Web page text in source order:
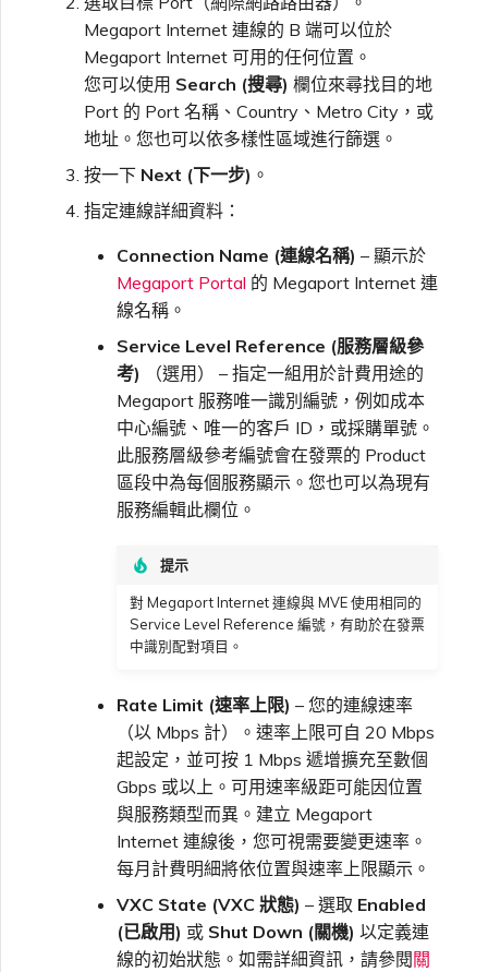
Megaport Internet 連線的 B 端可以位於
Megaport Internet 可用的任何位置。
您可以使用 Search (搜尋) 欄位來尋找目的地
Port 的 Port 名稱、Country、Metro City，或
地址。您也可以依多樣性區域進行篩選。
按一下 Next (下一步) 。
指定連線詳細資料：
Connection Name (連線名稱) – 顯示於
Megaport Portal 的 Megaport Internet 連
線名稱。
Service Level Reference (服務層級參
考) （選用） – 指定一組用於計費用途的
Megaport 服務唯一識別編號，例如成本
中心編號、唯一的客戶 ID，或採購單號。
此服務層級參考編號會在發票的 Product
區段中為每個服務顯示。您也可以為現有
服務編輯此欄位。
提示
對 Megaport Internet 連線與 MVE 使用相同的
Service Level Reference 編號，有助於在發票
中識別配對項目。
Rate Limit (速率上限) – 您的連線速率
（以 Mbps 計）。速率上限可自 20 Mbps
起設定，並可按 1 Mbps 遞增擴充至數個
Gbps 或以上。可用速率級距可能因位置
與服務類型而異。建立 Megaport
Internet 連線後，您可視需要變更速率。
每月計費明細將依位置與速率上限顯示。
VXC State (VXC 狀態) – 選取 Enabled
(已啟用) 或 Shut Down (關機) 以定義連
線的初始狀態。如需詳細資訊，請參閱 關